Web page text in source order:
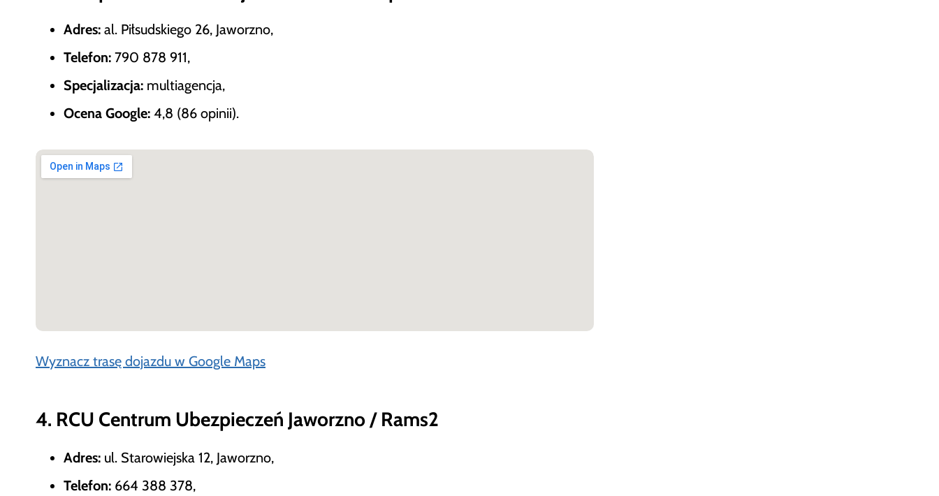
Adres: al. Piłsudskiego 26, Jaworzno,
Telefon: 790 878 911,
Specjalizacja: multiagencja,
Ocena Google: 4,8 (86 opinii).
Wyznacz trasę dojazdu w Google Maps
4. RCU Centrum Ubezpieczeń Jaworzno / Rams2
Adres: ul. Starowiejska 12, Jaworzno,
Telefon: 664 388 378,